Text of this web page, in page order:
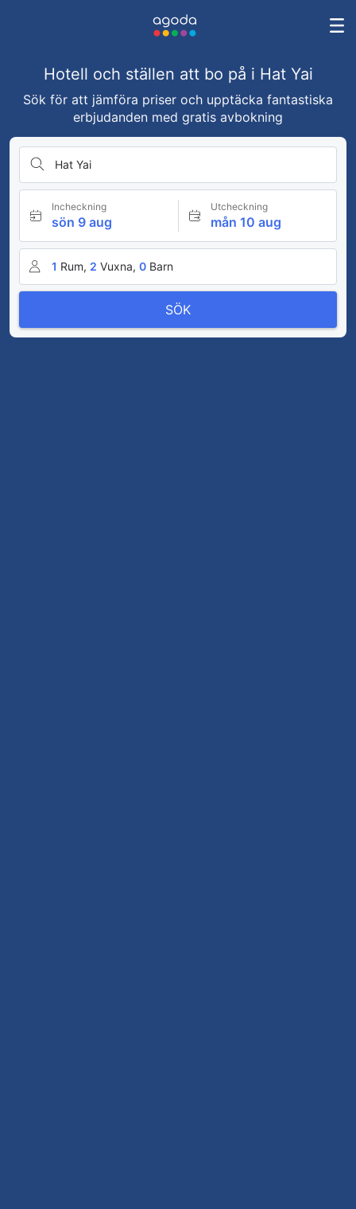
Hotell och ställen att bo på i Hat Yai
Sök för att jämföra priser och upptäcka fantastiska
erbjudanden med gratis avbokning
Hat Yai
Incheckning
sön 9 aug
Utcheckning
mån 10 aug
1 Rum, 2 Vuxna, 0 Barn
SÖK